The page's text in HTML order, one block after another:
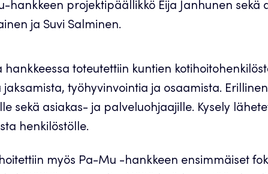
hankkeen projektipäällikkö Eija Janhunen sekä
ja Suvi Salminen.
hankkeessa toteutettiin kuntien
jaksamista, työhyvinvointia ja osaamista.
sekä asiakas- ja palveluohjaajille. Kysely
henkilöstölle.
myös Pa-Mu -hankkeen ensimmäiset